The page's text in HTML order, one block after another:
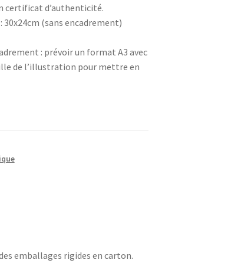
certificat d’authenticité.
(sans encadrement)
: prévoir un format A3 avec
de l’illustration pour mettre en
emballages rigides en carton.